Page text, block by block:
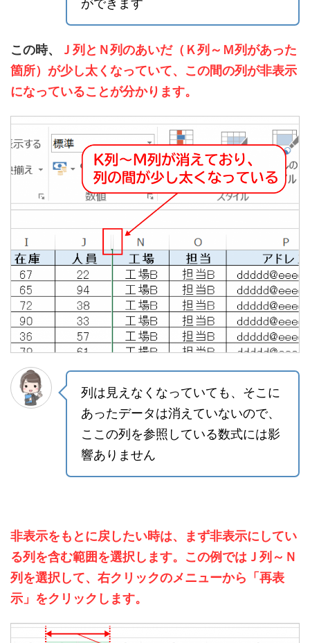
ができます
この時、
Ｊ列とＮ列のあいだ（Ｋ列～Ｍ列があった
箇所）が少し太くなっていて、この間の列が非表示
になっていることが分かります。
列は見えなくなっていても、そこに
あったデータは消えていないので、
ここの列を参照している数式には影
響ありません
非表示をもとに戻したい時は、まず非表示にしてい
る列を含む範囲を選択します。この例ではＪ列～Ｎ
列を選択して、右クリックのメニューから「再表
示」をクリックします。